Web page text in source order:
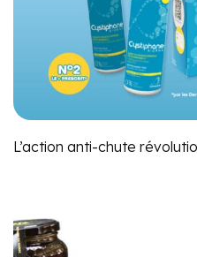
L’action anti-chute